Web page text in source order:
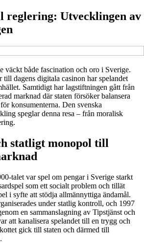
Utvecklingen av
väckt både fascination och oro i Sverige.
dagens digitala casinon har spelandet
Samtidigt har lagstiftningen gått från
marknad där staten försöker balansera
konsumenterna. Den svenska
speglar denna resa – från moralisk
statligt monopol till
talet var spel om pengar i Sverige starkt
som ett socialt problem och tillät
i syfte att stödja allmännyttiga ändamål.
under statlig kontroll, och 1997
en sammanslagning av Tipstjänst och
att kanalisera spelandet till en trygg och
gick till staten och därmed till